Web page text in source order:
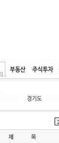
고객센터